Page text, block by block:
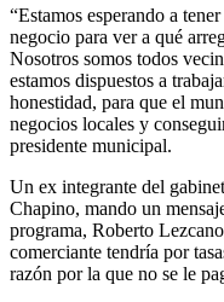
“Estamos esperando a
negocio para ver a qué
Nosotros somos todos
estamos dispuestos a
honestidad, para que el
negocios locales y
presidente municipal.
Un ex integrante del
Chapino, mando un
programa, Roberto
comerciante tendría por
razón por la que no se le